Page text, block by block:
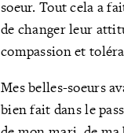
soeur. Tout cela a
de changer leur
compassion et
Mes belles-soeurs
bien fait dans le